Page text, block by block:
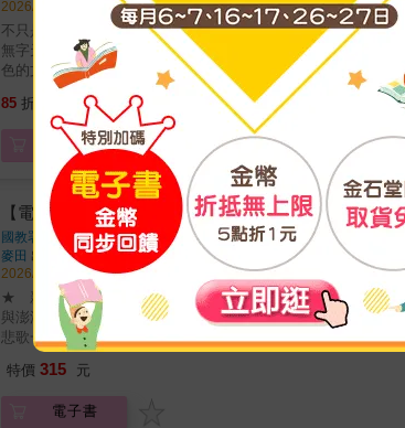
2026/06/04 出版
不只是文物 而是尚未拆封的臺灣記憶 33組件特色館藏，封存著過去寄給未來、屬於臺灣人的
無字天書，隱藏著許多祕密，等待著被讀懂與看見。 集結民間
色的文物，規劃為五大主題，藉以勾勒出屬於這座島嶼的生命
純的文物圖錄，更是一張重返臺灣歷史現場的入場券，期待您
開啟一場屬於自己的島嶼文化探險。
85 折 292 元
電子書
【電子書】民主的滋味：自由之前—入獄、囚禁、判
國教署人權教育資源中心「民主的滋味教師社群」著
麥田 出版
2026/05/30 出版
★ 新版在原書基礎上，增添兩篇再版序及四篇內文：〈鹹菜
與澎湖七一三事件〉、〈威權統治下的時代青年：施水環的魚
悲歌一部追求民主自由可貴的讀本文青飯桌上的台灣夢，監獄
三明治背後那一段被遺忘的反美歷史……民主的真正滋味是什
動開始，台灣的民主意識已經萌芽……然而，一九四五年，結
們唾手可得的食物，是一種普世而以甘美浸潤味蕾，為何在時
特價 315 元
電子書